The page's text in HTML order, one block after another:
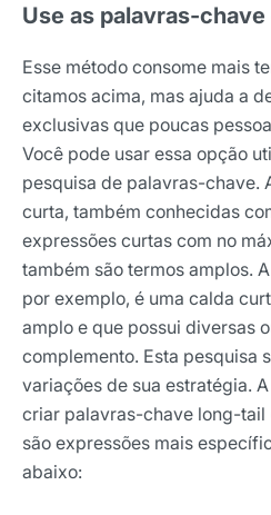
Use as palavras-
Esse método consome mais
citamos acima, mas ajuda a
exclusivas que poucas
Você pode usar essa opção
pesquisa de palavras-chave.
curta, também conhecidas
expressões curtas com no
também são termos amplos.
por exemplo, é uma calda
amplo e que possui diversas
complemento. Esta pesquisa
variações de sua estratégia.
criar palavras-chave long-tail
são expressões mais
abaixo: